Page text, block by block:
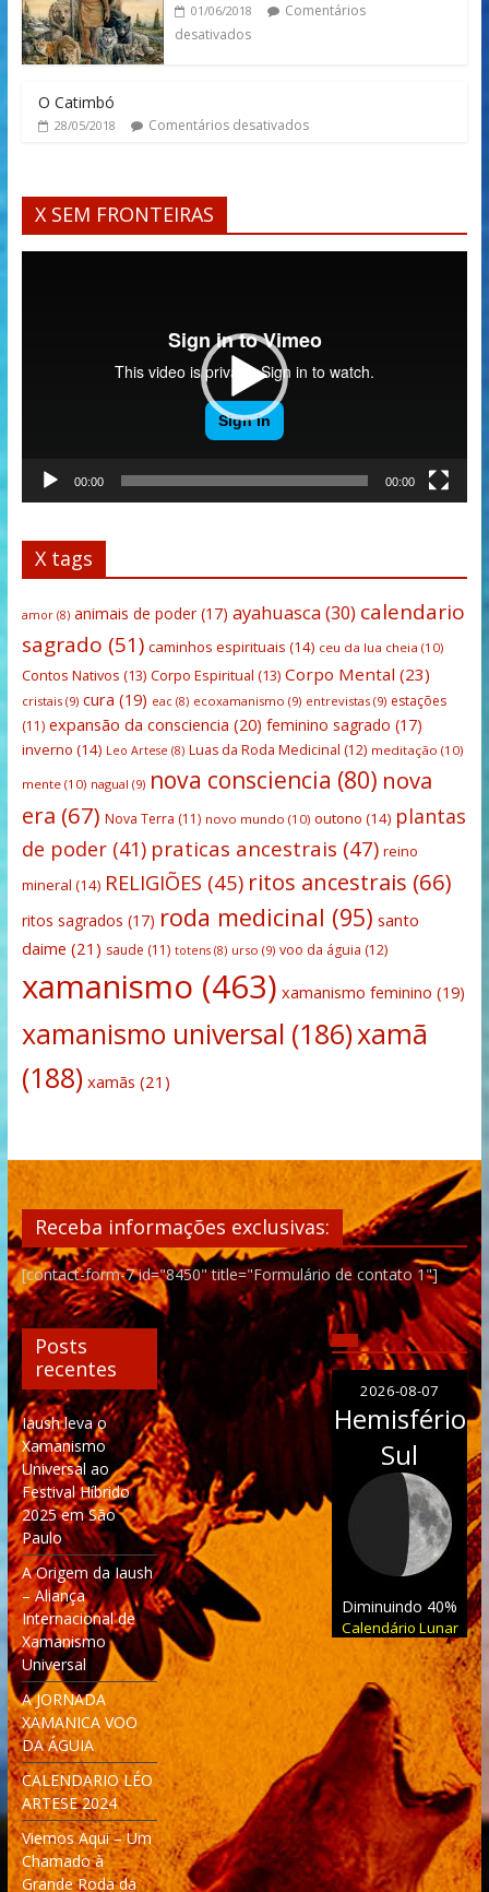
01/06/2018
Comentários
desativados
O Catimbó
28/05/2018 Comentários desativados
X SEM FRONTEIRAS
00:00 00:00
X tags
amor(8) animais de poder(17) ayahuasca(30) calendario
sagrado (51) caminhos espirituais (14) ceu da lua cheia (10)
Contos Nativos (13) Corpo Espiritual (13) Corpo Mental (23)
cristais(9) cura (19) eac(8) ecoxamanismo (9) entrevistas(9) estações
(11) expansão da consciencia (20) feminino sagrado (17)
inverno (14) Leo Artese (8) Luas da Roda Medicinal (12) meditação (10)
mente(10) nagual (9) nova consciencia (80) nova
era (67) Nova Terra (11) novo mundo (10) outono (14) plantas
de poder(41) praticas ancestrais (47) reino
mineral (14) RELIGIÕES (45) ritos ancestrais (66)
ritos sagrados (17) roda medicinal (95) santo
daime (21) saude (11) totens(8) urso (9) voo da águia (12)
xamanismo (463) xamanismo feminino (19)
xamanismo universal (186)xamã
(188) xamãs (21)
Receba informações exclusivas:
[contact-form-7 id="8450" title="Formulário de contato 1"]
Posts
recentes
Iaush leva o
Xamanismo
Universal ao
Festival Híbrido
2025 em São
Paulo
A Origem da Iaush
– Aliança
Internacional de
Xamanismo
Universal
A JORNADA
XAMANICA VOO
DA ÁGUIA
CALENDARIO LÉO
ARTESE 2024
Viemos Aqui – Um
Chamado à
Grande Roda da
2026-08-07
Hemisfério
Sul
Diminuindo 40%
Calendário Lunar